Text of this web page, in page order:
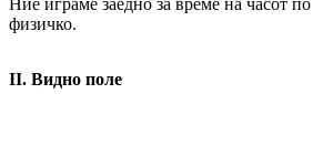
Ние играме заедно за време на часот по
физичко.
II. Видно поле